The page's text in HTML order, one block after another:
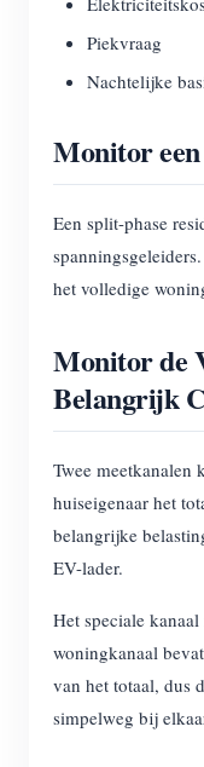
Piekvraag
Nachtelijke
Monitor
Een split-phase
het volledige
Monitor de
Belangrijk
Twee meetkanalen
huiseigenaar het
belangrijke
EV-lader.
Het speciale
woningkanaal
van het totaal, dus
simpelweg bij